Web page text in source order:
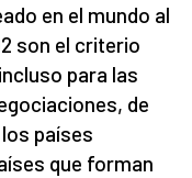
en el mundo al
son el criterio
para las
de
países
que forman